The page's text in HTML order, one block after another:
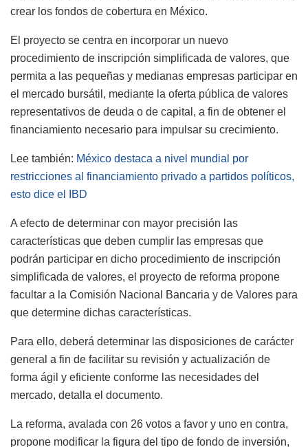
crear los fondos de cobertura en México.
El proyecto se centra en incorporar un nuevo
procedimiento de inscripción simplificada de valores, que
permita a las pequeñas y medianas empresas participar en
el mercado bursátil, mediante la oferta pública de valores
representativos de deuda o de capital, a fin de obtener el
financiamiento necesario para impulsar su crecimiento.
Lee también: México destaca a nivel mundial por
restricciones al financiamiento privado a partidos políticos,
esto dice el IBD
A efecto de determinar con mayor precisión las
características que deben cumplir las empresas que
podrán participar en dicho procedimiento de inscripción
simplificada de valores, el proyecto de reforma propone
facultar a la Comisión Nacional Bancaria y de Valores para
que determine dichas características.
Para ello, deberá determinar las disposiciones de carácter
general a fin de facilitar su revisión y actualización de
forma ágil y eficiente conforme las necesidades del
mercado, detalla el documento.
La reforma, avalada con 26 votos a favor y uno en contra,
propone modificar la figura del tipo de fondo de inversión,